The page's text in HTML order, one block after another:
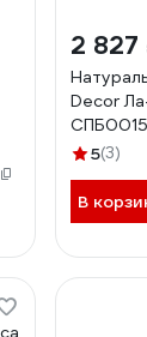
2 827
Decor
5(3)
В